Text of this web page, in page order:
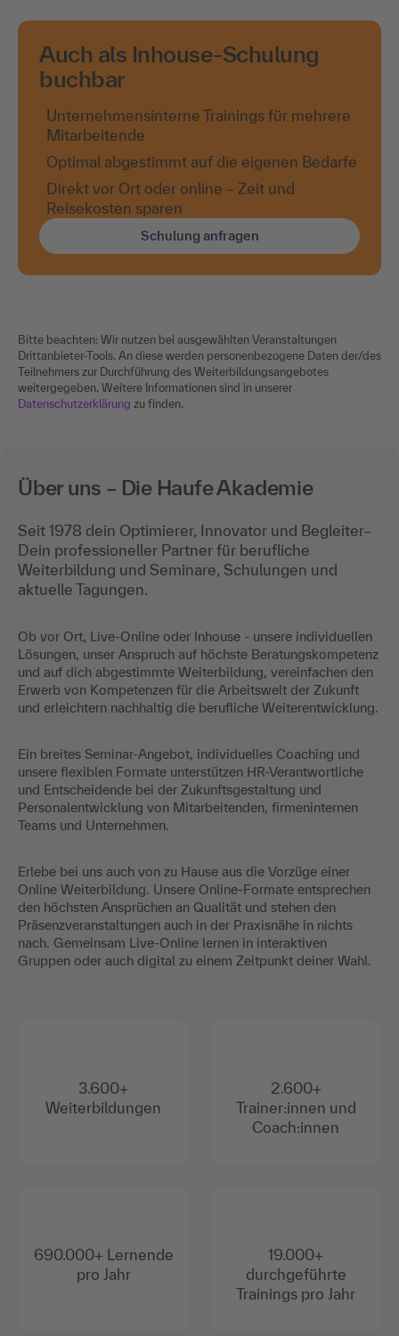
Auch als Inhouse-Schulung
buchbar
Unternehmensinterne Trainings für mehrere
Mitarbeitende
Optimal abgestimmt auf die eigenen Bedarfe
Direkt vor Ort oder online – Zeit und
Reisekosten sparen
Schulung anfragen
Bitte beachten: Wir nutzen bei ausgewählten Veranstaltungen
Drittanbieter-Tools. An diese werden personenbezogene Daten der/des
Teilnehmers zur Durchführung des Weiterbildungsangebotes
weitergegeben. Weitere Informationen sind in unserer
Datenschutzerklärung zu finden.
Über uns – Die Haufe Akademie
Seit 1978 dein Optimierer, Innovator und Begleiter–
Dein professioneller Partner für berufliche
Weiterbildung und Seminare, Schulungen und
aktuelle Tagungen.
Ob vor Ort, Live-Online oder Inhouse - unsere individuellen
Lösungen, unser Anspruch auf höchste Beratungskompetenz
und auf dich abgestimmte Weiterbildung, vereinfachen den
Erwerb von Kompetenzen für die Arbeitswelt der Zukunft
und erleichtern nachhaltig die berufliche Weiterentwicklung.
Ein breites Seminar-Angebot, individuelles Coaching und
unsere flexiblen Formate unterstützen HR-Verantwortliche
und Entscheidende bei der Zukunftsgestaltung und
Personalentwicklung von Mitarbeitenden, firmeninternen
Teams und Unternehmen.
Erlebe bei uns auch von zu Hause aus die Vorzüge einer
Online Weiterbildung. Unsere Online-Formate entsprechen
den höchsten Ansprüchen an Qualität und stehen den
Präsenzveranstaltungen auch in der Praxisnähe in nichts
nach. Gemeinsam Live-Online lernen in interaktiven
Gruppen oder auch digital zu einem Zeitpunkt deiner Wahl.
3.600+
Weiterbildungen
690.000+ Lernende
pro Jahr
2.600+
Trainer:innen und
Coach:innen
19.000+
durchgeführte
Trainings pro Jahr